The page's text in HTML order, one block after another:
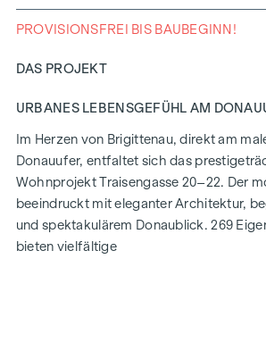
PROVISIONSFREI BIS BAUBEGINN!
DAS PROJEKT
URBANES LEBENSGEFÜHL AM
Im Herzen von Brigittenau, direkt am
Donauufer, entfaltet sich das
Wohnprojekt Traisengasse 20–22. Der
beeindruckt mit eleganter Architektur,
und spektakulärem Donaublick. 269
bieten vielfältige